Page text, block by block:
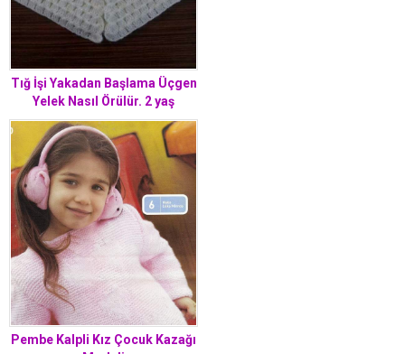
Tığ İşi Yakadan Başlama Üçgen
Yelek Nasıl Örülür. 2 yaş
Pembe Kalpli Kız Çocuk Kazağı